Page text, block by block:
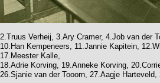
2.Truus Verheij, 3.Ary Cramer, 4.Job van der
10.Han Kempeneers, 11.Jannie Kapitein,
17.Meester Kalle,
18.Adrie Korving, 19.Anneke Korving,
26.Sjanie van der Tooorn, 27.Aagje